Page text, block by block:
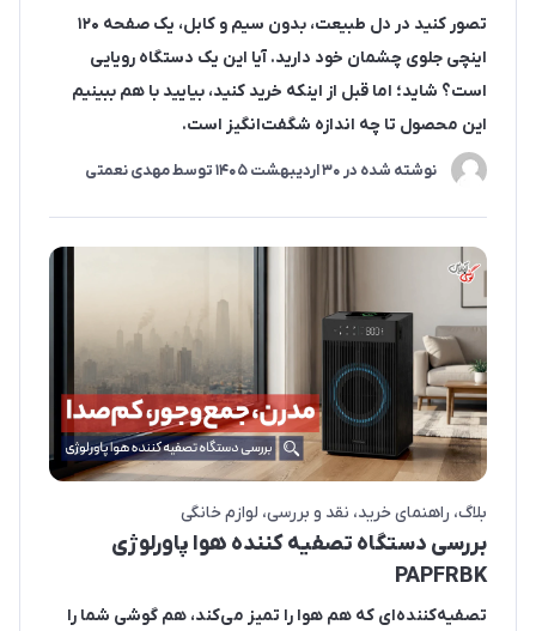
تصور کنید در دل طبیعت، بدون سیم و کابل، یک صفحه ۱۲۰
اینچی جلوی چشمان خود دارید. آیا این یک دستگاه رویایی
است؟ شاید؛ اما قبل از اینکه خرید کنید، بیایید با هم ببینیم
این محصول تا چه اندازه شگفت‌انگیز است.
نوشته شده در 30 ارديبهشت 1405 توسطمهدی نعمتی
بلاگ راهنمای خرید نقد و بررسی لوازم خانگی
بررسی دستگاه تصفیه کننده هوا پاورلوژی
PAPFRBK
تصفیه‌کننده‌ای که هم هوا را تمیز می‌کند، هم گوشی شما را